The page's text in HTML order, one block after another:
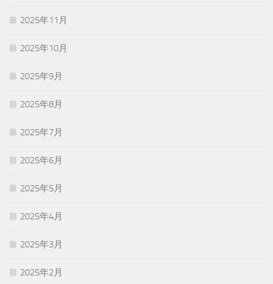
2025年11月
2025年10月
2025年9月
2025年8月
2025年7月
2025年6月
2025年5月
2025年4月
2025年3月
2025年2月